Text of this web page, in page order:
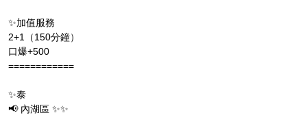
✨加值服務
2+1（150分鐘）
口爆+500
============
✨泰
📢 內湖區 ✨✨